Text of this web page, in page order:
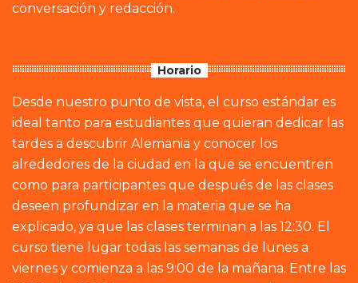
conversación y redacción.
Horario
Desde nuestro punto de vista, el curso estándar es
ideal tanto para estudiantes que quieran dedicar las
tardes a descubrir Alemania y conocer los
alrededores de la ciudad en la que se encuentren
como para participantes que después de las clases
deseen profundizar en la materia que se ha
explicado, ya que las clases terminan a las 12:30. El
curso tiene lugar todas las semanas de lunes a
viernes y comienza a las 9:00 de la mañana. Entre las